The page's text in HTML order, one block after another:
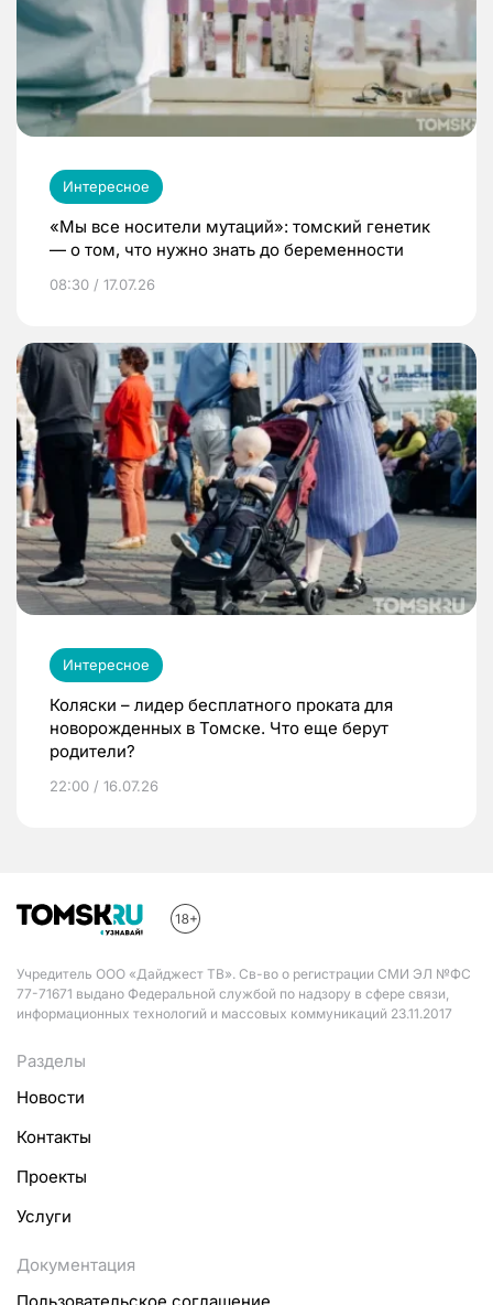
Интересное
«Мы все носители мутаций»: томский генетик
— о том, что нужно знать до беременности
08:30 / 17.07.26
Интересное
Коляски – лидер бесплатного проката для
новорожденных в Томске. Что еще берут
родители?
22:00 / 16.07.26
Учредитель ООО «Дайджест ТВ». Св-во о регистрации СМИ ЭЛ №ФС
77-71671 выдано Федеральной службой по надзору в сфере связи,
информационных технологий и массовых коммуникаций 23.11.2017
Разделы
Новости
Контакты
Проекты
Услуги
Документация